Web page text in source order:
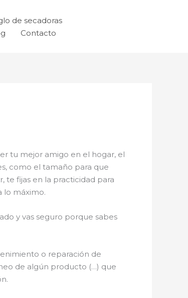
de secadoras
Contacto
tu mejor amigo en el hogar, el
como el tamaño para que
te fijas en la practicidad para
lo máximo.
y vas seguro porque sabes
o reparación de
de algún producto (…) que